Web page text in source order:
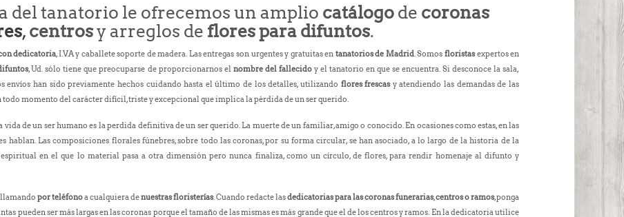
del tanatorio le ofrecemos un amplio catálogo de coronas
, centrosy arreglos de flores para difuntos.
dedicatoria, I.V.A y caballete soporte de madera. Las entregas son urgentes y gratuitas en tanatorios de Madrid. Somos floristasexpertos en
, Ud. sólo tiene que preocuparse de proporcionarnos el nombre del fallecidoy el tanatorio en que se encuentra. Si desconoce la sala,
envíos han sido previamente hechos cuidando hasta el último de los detalles, utilizando flores frescasy atendiendo las demandas de las
momento del carácter difícil, triste y excepcional que implica la pérdida de un ser querido.
de un ser humano es la perdida definitiva de un ser querido. La muerte de un familiar, amigo o conocido. En ocasiones como estas, en las
hablan. Las composiciones florales fúnebres, sobre todo las coronas, por su forma circular, se han asociado, a lo largo de la historia de la
en el que lo material pasa a otra dimensión pero nunca finaliza, como un círculo, de flores, para rendir homenaje al difunto y
por teléfonoa cualquiera denuestras floristerías. Cuando redacte lasdedicatorias para las coronas funerarias,centros o ramos, ponga
pueden ser más largas en las coronas porque el tamaño de las mismas es más grande que el de los centros y ramos. En la dedicatoria utilice